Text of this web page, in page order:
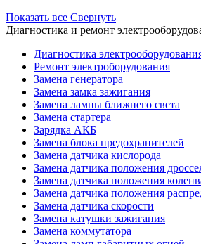
Показать все Свернуть
Диагностика и ремонт
Диагностика
Ремонт электроборудования
Замена генератора
Замена замка зажигания
Замена лампы ближнего света
Замена стартера
Зарядка АКБ
Замена блока предохранителей
Замена датчика кислорода
Замена датчика положения
Замена датчика положения
Замена датчика положения
Замена датчика скорости
Замена катушки зажигания
Замена коммутатора